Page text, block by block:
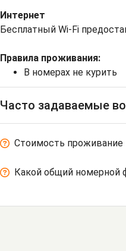
Интернет
Бесплатный Wi-Fi
Правила проживания:
В номерах не курить
Часто задаваемые
Стоимость проживание
Какой общий номерной